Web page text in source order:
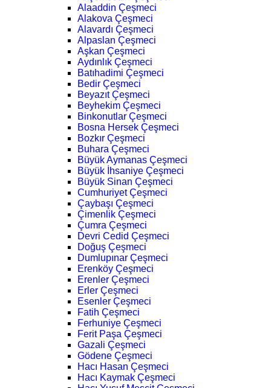
Alaaddin Çeşmeci
Alakova Çeşmeci
Alavardı Çeşmeci
Alpaslan Çeşmeci
Aşkan Çeşmeci
Aydınlık Çeşmeci
Batıhadimi Çeşmeci
Bedir Çeşmeci
Beyazıt Çeşmeci
Beyhekim Çeşmeci
Binkonutlar Çeşmeci
Bosna Hersek Çeşmeci
Bozkır Çeşmeci
Buhara Çeşmeci
Büyük Aymanas Çeşmeci
Büyük İhsaniye Çeşmeci
Büyük Sinan Çeşmeci
Cumhuriyet Çeşmeci
Çaybaşı Çeşmeci
Çimenlik Çeşmeci
Çumra Çeşmeci
Devri Cedid Çeşmeci
Doğuş Çeşmeci
Dumlupınar Çeşmeci
Erenköy Çeşmeci
Erenler Çeşmeci
Erler Çeşmeci
Esenler Çeşmeci
Fatih Çeşmeci
Ferhuniye Çeşmeci
Ferit Paşa Çeşmeci
Gazali Çeşmeci
Gödene Çeşmeci
Hacı Hasan Çeşmeci
Hacı Kaymak Çeşmeci